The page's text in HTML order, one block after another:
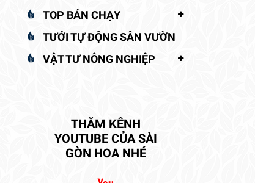
TOP BÁN CHẠY
TƯỚI TỰ ĐỘNG SÂN VƯỜN
VẬT TƯ NÔNG NGHIỆP
THĂM KÊNH
YOUTUBE CỦA SÀI
GÒN HOA NHÉ